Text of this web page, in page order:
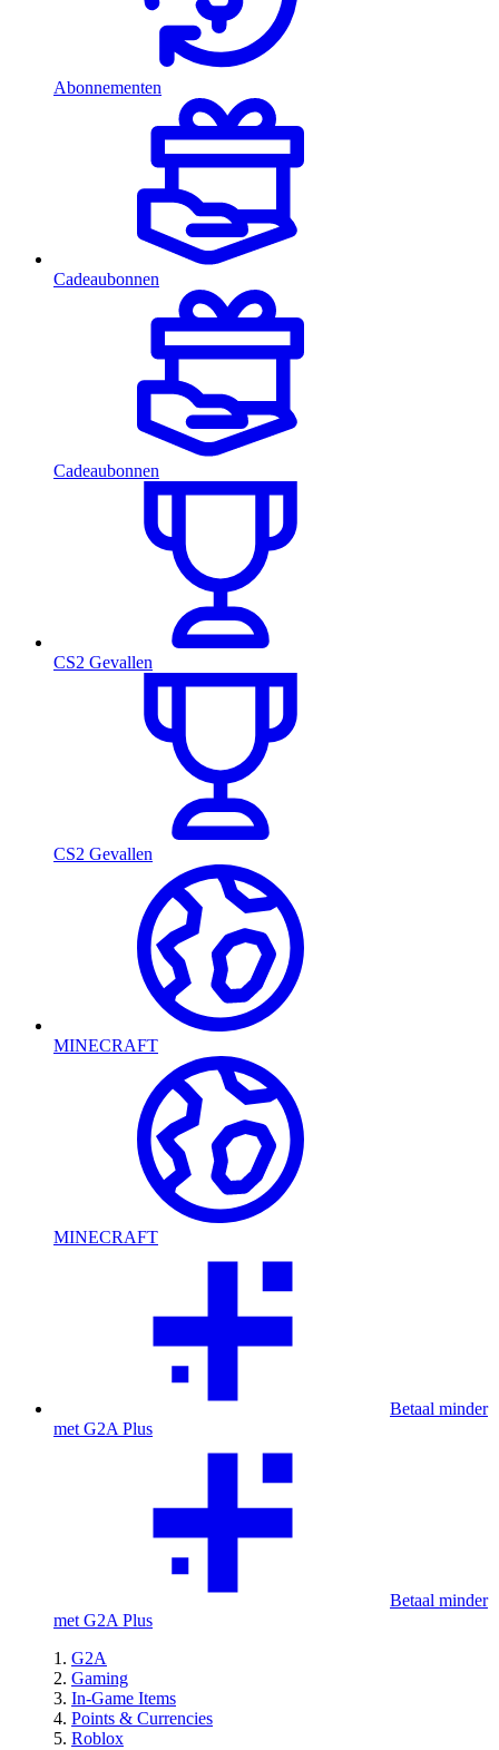
Abonnementen
Cadeaubonnen
Cadeaubonnen
CS2 Gevallen
CS2 Gevallen
MINECRAFT
MINECRAFT
Betaal minder
met G2A Plus
Betaal minder
met G2A Plus
G2A
Gaming
In-Game Items
Points & Currencies
Roblox